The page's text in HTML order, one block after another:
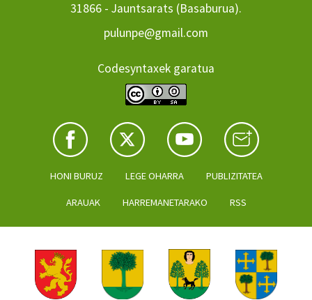
31866 - Jauntsarats (Basaburua).
pulunpe@gmail.com
Codesyntaxek garatua
HONI BURUZ LEGE OHARRA PUBLIZITATEA
ARAUAK HARREMANETARAKO RSS